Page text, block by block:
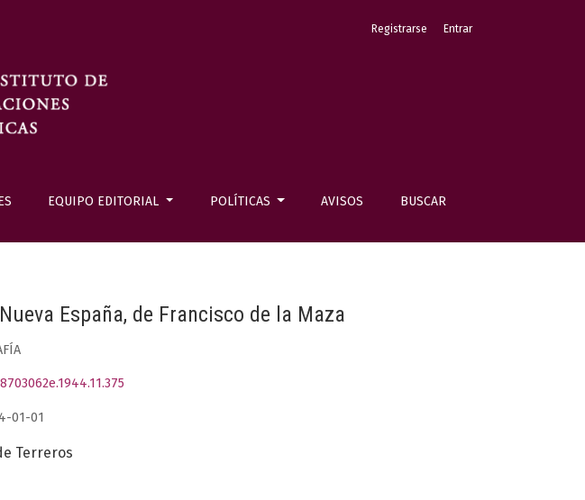
EQUIPO EDITORIAL POLÍTICAS AVISOS BUSCAR
Registrarse Entrar
España, de Francisco de la Maza
01-01
Terreros